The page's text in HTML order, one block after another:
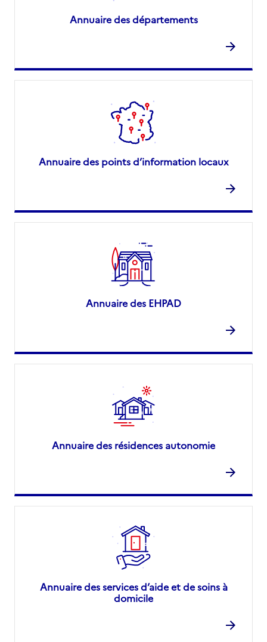
Annuaire des départements
Annuaire des points d’information locaux
Annuaire des EHPAD
Annuaire des résidences autonomie
Annuaire des services d’aide et de soins à
domicile